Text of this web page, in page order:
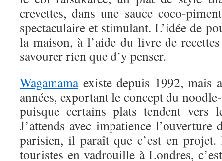
crevettes, dans une sauce coco-
spectaculaire et stimulant. L’idée de
la maison, à l’aide du livre de
savourer rien que d’y penser.
Wagamamaexiste depuis 1992, mais
années, exportant le concept du
puisque certains plats tendent
J’attends avec impatience l’ouverture
parisien, il paraît que c’est en projet.
touristes en vadrouille à Londres,